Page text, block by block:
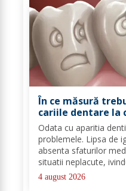
În ce măsură
cariile dentare la
Odata cu aparitia
problemele. Lipsa de
absenta sfaturilor
situatii neplacute,
lapte se pot caria
diferenta mare este ca
4 august 2026